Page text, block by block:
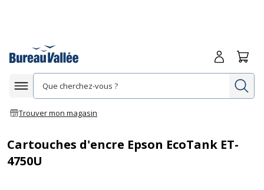
Afficher la navigation
Trouver mon magasin
Me
Cartouches d'encre Epson EcoTank ET-
4750U